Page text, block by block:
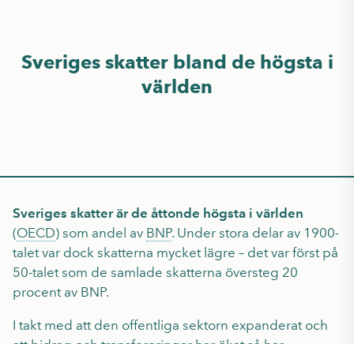
Sveriges skatter bland de högsta i
världen
Sveriges skatter är de åttonde högsta i världen
(OECD) som andel av BNP. Under stora delar av 1900-
talet var dock skatterna mycket lägre – det var först på
50-talet som de samlade skatterna översteg 20
procent av BNP.
I takt med att den offentliga sektorn expanderat och